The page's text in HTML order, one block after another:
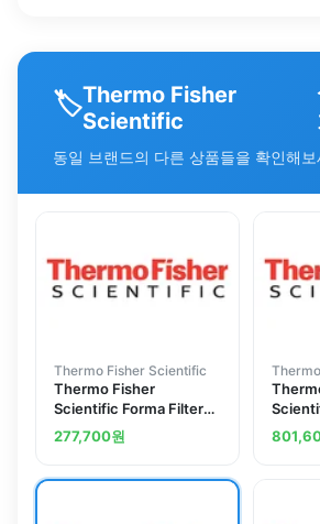
🏷️Thermo Fisher
Scientific
동일 브랜드의 다른 상품들을 확인해보
Thermo Fisher Scientific
Thermo Fisher
Scientific Forma Filter
Kit
277,700원
BD0-1